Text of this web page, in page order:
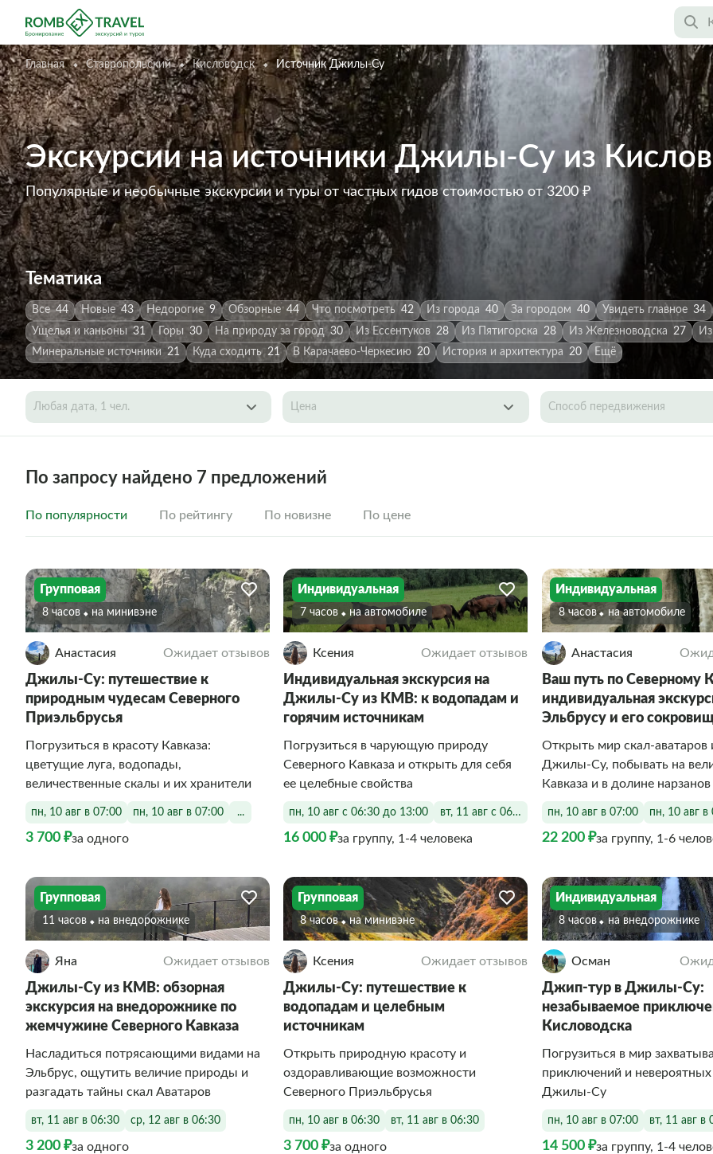
Главная Ставропольский Кисловодск Источник Джилы-Су
Экскурсии на источники Джилы-Су из
Популярные и необычные экскурсии и туры от частных гидовстоимостью от 3200 ₽
Тематика
Все 44 Новые 43 Недорогие 9 Обзорные 44 Что посмотреть 42 Из города 40 За городом 40 Увидеть главное 34
Ущелья и каньоны 31 Горы 30 На природу за город 30 Из Ессентуков 28 Из Пятигорска 28 Из Железноводска 27
Минеральные источники 21 Куда сходить 21 В Карачаево-Черкесию 20 История и архитектура 20 Ещё
Любая дата, 1 чел. Цена Способ передвижения
По запросу найдено 7 предложений
По популярности По рейтингу По новизне По цене
Групповая
8 часов На минивэне
Анастасия Ожидает отзывов
Джилы-Су: путешествие к
природным чудесам Северного
Приэльбрусья
Погрузиться в красоту Кавказа:
цветущие луга, водопады,
величественные скалы и их хранители
пн, 10 авг в 07:00 пн, 10 авг в 07:00 ...
3 700 ₽за одного
Индивидуальная
7 часов На автомобиле
Ксения Ожидает отзывов
Индивидуальная экскурсия на
Джилы-Су из КМВ: к водопадам и
горячим источникам
Погрузиться в чарующую природу
Северного Кавказа и открыть для себя
ее целебные свойства
пн, 10 авг с 06:30 до 13:00 вт, 11 авг с 06:30 до 13:00
16 000 ₽за группу, 1-4 человека
Индивидуальная
8 часов На автомобиле
Анастасия
Ваш путь по Северному
индивидуальная
Эльбрусу и его
Открыть мир скал‑аватаров
Джилы‑Су, побывать на
Кавказа и в долине нарзанов
пн, 10 авг в 07:00 пн, 10 авг в
22 200 ₽за группу, 1-6
Групповая
11 часов На внедорожнике
Яна Ожидает отзывов
Джилы-Су из КМВ: обзорная
экскурсия на внедорожнике по
жемчужине Северного Кавказа
Насладиться потрясающими видами на
Эльбрус, ощутить величие природы и
разгадать тайны скал Аватаров
вт, 11 авг в 06:30 ср, 12 авг в 06:30
3 200 ₽за одного
Групповая
8 часов На минивэне
Ксения Ожидает отзывов
Джилы-Су: путешествие к
водопадам и целебным
источникам
Открыть природную красоту и
оздоравливающие возможности
Северного Приэльбрусья
пн, 10 авг в 06:30 вт, 11 авг в 06:30
3 700 ₽за одного
Индивидуальная
8 часов На внедорожнике
Осман
Джип-тур в Джилы-Су:
незабываемое
Кисловодска
Погрузиться в мир
приключений и
Джилы-Су
пн, 10 авг в 07:00 вт, 11 авг в
14 500 ₽за группу, 1-4